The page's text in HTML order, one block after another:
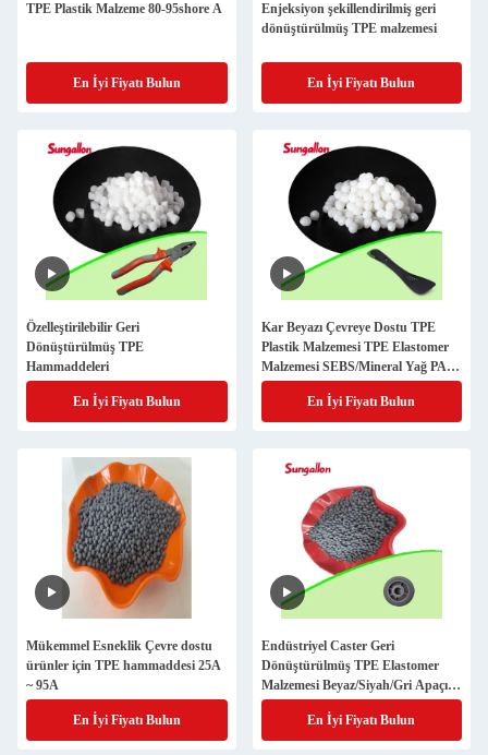
TPE Plastik Malzeme 80-95shore A
En İyi Fiyatı Bulun
Enjeksiyon şekillendirilmiş geri
dönüştürülmüş TPE malzemesi
En İyi Fiyatı Bulun
Özelleştirilebilir Geri
Dönüştürülmüş TPE
Hammaddeleri
En İyi Fiyatı Bulun
Kar Beyazı Çevreye Dostu TPE
Plastik Malzemesi TPE Elastomer
Malzemesi SEBS/Mineral Yağ PA
için Kalıplandırma Üzerine
En İyi Fiyatı Bulun
Mükemmel Esneklik Çevre dostu
ürünler için TPE hammaddesi 25A
~ 95A
En İyi Fiyatı Bulun
Endüstriyel Caster Geri
Dönüştürülmüş TPE Elastomer
Malzemesi Beyaz/Siyah/Gri Apaçık
60A ~ 95A Sertlik
En İyi Fiyatı Bulun